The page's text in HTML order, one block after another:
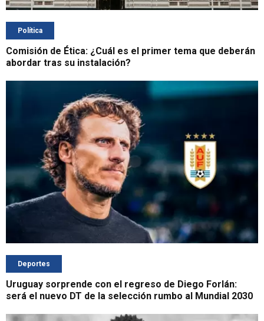
Política
Comisión de Ética: ¿Cuál es el primer tema que deberán
abordar tras su instalación?
Deportes
Uruguay sorprende con el regreso de Diego Forlán:
será el nuevo DT de la selección rumbo al Mundial 2030